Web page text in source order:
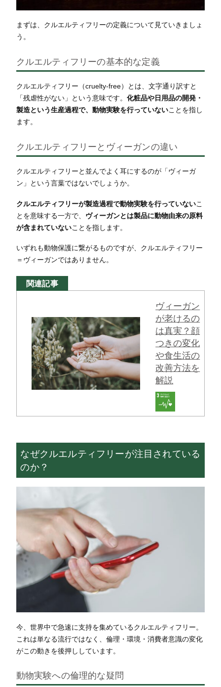
まずは、クルエルティフリーの定義について見ていきましょ
う。
クルエルティフリーの基本的な定義
クルエルティフリー（cruelty-free）とは、文字通り訳すと
「残虐性がない」という意味です。 化粧品や日用品の開発・
製造という生産過程で、動物実験を行っていないことを指し
ます。
クルエルティフリーとヴィーガンの違い
クルエルティフリーと並んでよく耳にするのが「ヴィーガ
ン」という言葉ではないでしょうか。
クルエルティフリーが製造過程で動物実験を行っていないこ
とを意味する一方で、 ヴィーガンとは製品に動物由来の原料
が含まれていないことを指します。
いずれも動物保護に繋がるものですが、クルエルティフリー
＝ヴィーガンではありません。
関連記事
ヴィーガン
が老けるの
は真実？顔
つきの変化
や食生活の
改善方法を
解説
なぜクルエルティフリーが注目されている
のか？
今、世界中で急速に支持を集めているクルエルティフリー。
これは単なる流行ではなく、倫理・環境・消費者意識の変化
がこの動きを後押ししています。
動物実験への倫理的な疑問